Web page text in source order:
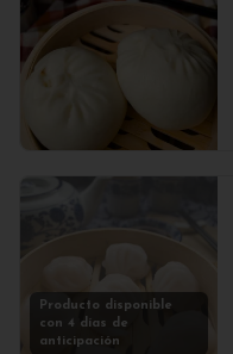
Producto disponible
con 4 días de
anticipación